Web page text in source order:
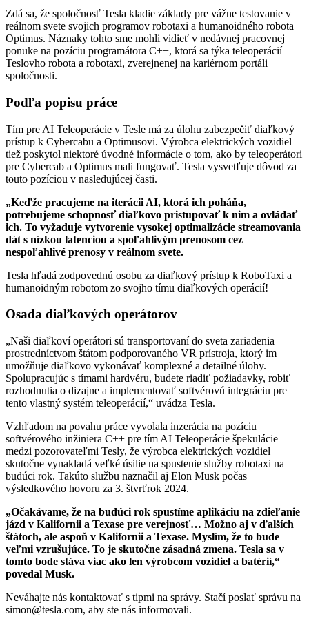
Zdá sa, že spoločnosť Tesla kladie základy pre vážne testovanie v
reálnom svete svojich programov robotaxi a humanoidného robota
Optimus. Náznaky tohto sme mohli vidieť v nedávnej pracovnej
ponuke na pozíciu programátora C++, ktorá sa týka teleoperácií
Teslovho robota a robotaxi, zverejnenej na kariérnom portáli
spoločnosti.
Podľa popisu práce
Tím pre AI Teleoperácie v Tesle má za úlohu zabezpečiť diaľkový
prístup k Cybercabu a Optimusovi. Výrobca elektrických vozidiel
tiež poskytol niektoré úvodné informácie o tom, ako by teleoperátori
pre Cybercab a Optimus mali fungovať. Tesla vysvetľuje dôvod za
touto pozíciou v nasledujúcej časti.
„Keďže pracujeme na iterácii AI, ktorá ich poháňa,
potrebujeme schopnosť diaľkovo pristupovať k nim a ovládať
ich. To vyžaduje vytvorenie vysokej optimalizácie streamovania
dát s nízkou latenciou a spoľahlivým prenosom cez
nespoľahlivé prenosy v reálnom svete.
Tesla hľadá zodpovednú osobu za diaľkový prístup k RoboTaxi a
humanoidným robotom zo svojho tímu diaľkových operácií!
Osada diaľkových operátorov
„Naši diaľkoví operátori sú transportovaní do sveta zariadenia
prostredníctvom štátom podporovaného VR prístroja, ktorý im
umožňuje diaľkovo vykonávať komplexné a detailné úlohy.
Spolupracujúc s tímami hardvéru, budete riadiť požiadavky, robiť
rozhodnutia o dizajne a implementovať softvérovú integráciu pre
tento vlastný systém teleoperácií,“ uvádza Tesla.
Vzhľadom na povahu práce vyvolala inzerácia na pozíciu
softvérového inžiniera C++ pre tím AI Teleoperácie špekulácie
medzi pozorovateľmi Tesly, že výrobca elektrických vozidiel
skutočne vynakladá veľké úsilie na spustenie služby robotaxi na
budúci rok. Takúto službu naznačil aj Elon Musk počas
výsledkového hovoru za 3. štvrťrok 2024.
„Očakávame, že na budúci rok spustíme aplikáciu na zdieľanie
jázd v Kalifornii a Texase pre verejnosť… Možno aj v ďalších
štátoch, ale aspoň v Kalifornii a Texase. Myslím, že to bude
veľmi vzrušujúce. To je skutočne zásadná zmena. Tesla sa v
tomto bode stáva viac ako len výrobcom vozidiel a batérií,“
povedal Musk.
Neváhajte nás kontaktovať s tipmi na správy. Stačí poslať správu na
simon@tesla.com, aby ste nás informovali.